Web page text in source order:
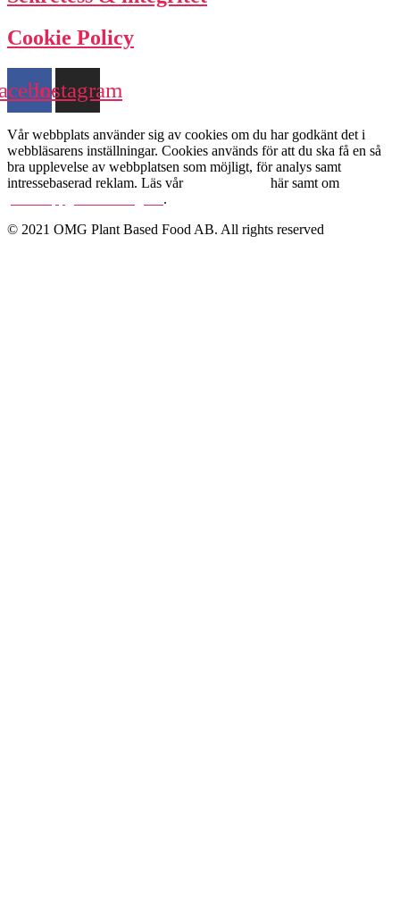
Cookie Policy
Instagram
Vår webbplats använder sig av cookies om du har godkänt det i
webbläsarens inställningar. Cookies används för att du ska få en så
bra upplevelse av webbplatsen som möjligt, för analys samt
intressebaserad reklam. Läs vår
här samt om
.
© 2021 OMG Plant Based Food AB. All rights reserved